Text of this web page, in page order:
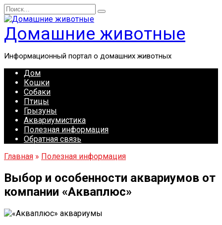
Перейти
к
содержанию
Search
for:
Домашние животные
Информационный портал о домашних животных
Дом
Кошки
Собаки
Птицы
Грызуны
Аквариумистика
Полезная информация
Обратная связь
Главная » Полезная информация
Выбор и особенности аквариумов от
компании «Акваплюс»